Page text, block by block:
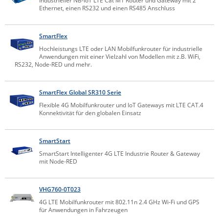
ZPE Systems
News zu unseren Herstellern
Ethernet, einen RS232 und einen RS485 Anschluss
SmartFlex
Hochleistungs LTE oder LAN Mobilfunkrouter für industrielle
Anwendungen mit einer Vielzahl von Modellen mit z.B. WiFi,
RS232, Node-RED und mehr.
SmartFlex Global SR310 Serie
Flexible 4G Mobilfunkrouter und IoT Gateways mit LTE CAT.4
Konnektivität für den globalen Einsatz
SmartStart
SmartStart Intelligenter 4G LTE Industrie Router & Gateway
mit Node-RED
VHG760-0T023
4G LTE Mobilfunkrouter mit 802.11n 2.4 GHz Wi-Fi und GPS
für Anwendungen in Fahrzeugen